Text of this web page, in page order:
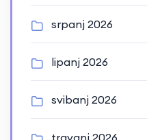
srpanj 2026
lipanj 2026
svibanj 2026
travanj 2026